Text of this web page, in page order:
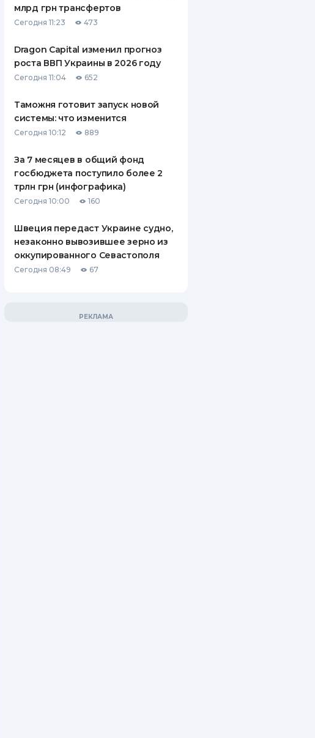
ПУТЕВОДИТЕЛИ ПО
ВСЕ СТРАХОВЫЕ ПОЛИСЫ
СТРАХОВЫЕ КОМПАНИИ
ОТЗЫВЫ О СТРАХОВЫХ
КОМПАНИЯХ
КОНТАКТЫ
млрд грн трансфертов
Сегодня 11:23 473
Dragon Capital изменил прогноз
роста ВВП Украины в 2026 году
Сегодня 11:04 652
Таможня готовит запуск новой
системы: что изменится
Сегодня 10:12 889
За 7 месяцев в общий фонд
госбюджета поступило более 2
трлн грн (инфографика)
Сегодня 10:00 160
Швеция передаст Украине судно,
незаконно вывозившее зерно из
оккупированного Севастополя
Сегодня 08:49 67